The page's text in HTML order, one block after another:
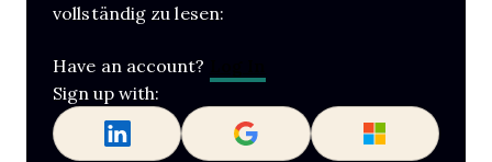
vollständig zu lesen:
Have an account?
Sign up with: